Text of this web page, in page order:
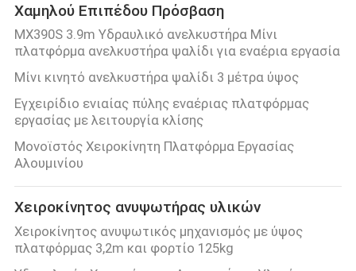
Χαμηλού Επιπέδου Πρόσβαση
MX390S 3.9m Υδραυλικό ανελκυστήρα Μίνι
πλατφόρμα ανελκυστήρα ψαλίδι για εναέρια εργασία
Μίνι κινητό ανελκυστήρα ψαλίδι 3 μέτρα ύψος
Εγχειρίδιο ενιαίας πύλης εναέριας πλατφόρμας
εργασίας με λειτουργία κλίσης
Μονοϊστός Χειροκίνητη Πλατφόρμα Εργασίας
Αλουμινίου
Χειροκίνητος ανυψωτήρας υλικών
Χειροκίνητος ανυψωτικός μηχανισμός με ύψος
πλατφόρμας 3,2m και φορτίο 125kg